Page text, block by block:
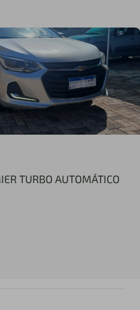
TURBO AUTOMÁTICO